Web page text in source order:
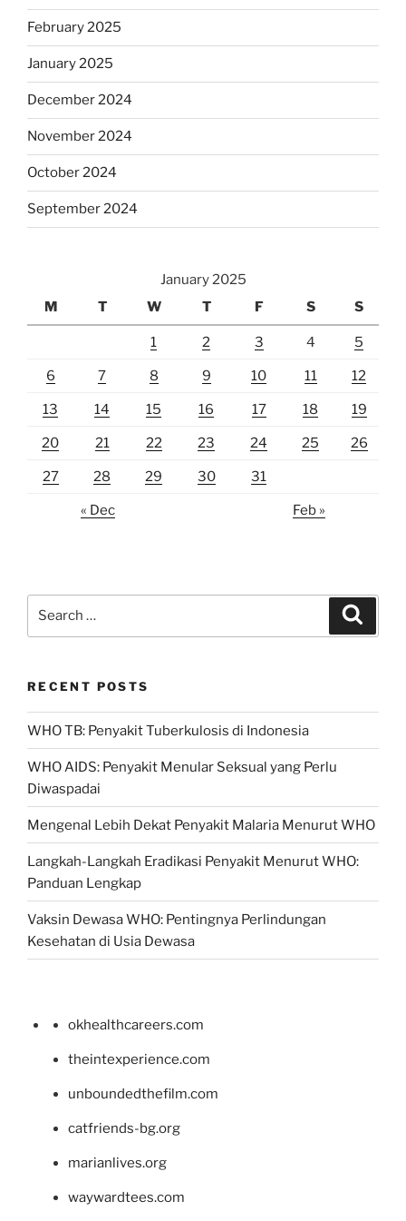
February 2025
January 2025
December 2024
November 2024
October 2024
September 2024
January 2025
M
T W T F S S
1 2 3 4 5
6 7 8 9 10 11 12
13 14 15 16 17 18 19
20 21 22 23 24 25 26
27 28 29 30 31
« Dec Feb »
RECENT POSTS
WHO TB: Penyakit Tuberkulosis di Indonesia
WHO AIDS: Penyakit Menular Seksual yang Perlu
Diwaspadai
Mengenal Lebih Dekat Penyakit Malaria Menurut WHO
Langkah-Langkah Eradikasi Penyakit Menurut WHO:
Panduan Lengkap
Vaksin Dewasa WHO: Pentingnya Perlindungan
Kesehatan di Usia Dewasa
okhealthcareers.com
theintexperience.com
unboundedthefilm.com
catfriends-bg.org
marianlives.org
waywardtees.com